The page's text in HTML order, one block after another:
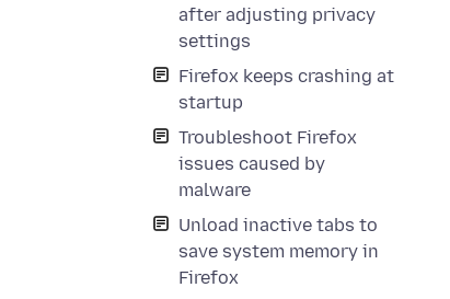
after adjusting privacy
settings
Firefox keeps crashing at
startup
Troubleshoot Firefox
issues caused by
malware
Unload inactive tabs to
save system memory in
Firefox